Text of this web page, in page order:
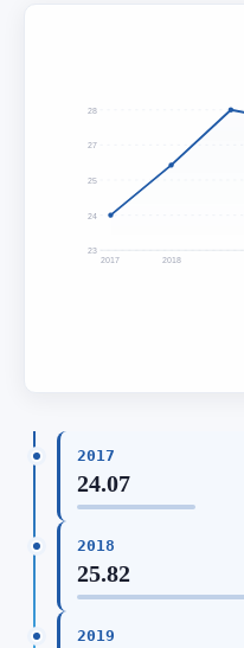
28
27
25
24
23
2017 2018
2017
24.07
2018
25.82
2019